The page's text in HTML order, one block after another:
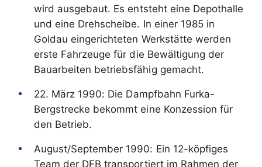
wird ausgebaut. Es entsteht eine Depothalle
und eine Drehscheibe. In einer 1985 in
Goldau eingerichteten Werkstätte werden
erste Fahrzeuge für die Bewältigung der
Bauarbeiten betriebsfähig gemacht.
22. März 1990: Die Dampfbahn Furka-
Bergstrecke bekommt eine Konzession für
den Betrieb.
August/September 1990: Ein 12-köpfiges
Team der DFB transportiert im Rahmen der